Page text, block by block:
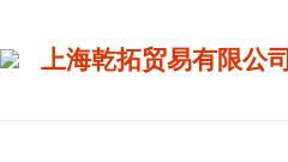
上海乾拓贸易有限公司